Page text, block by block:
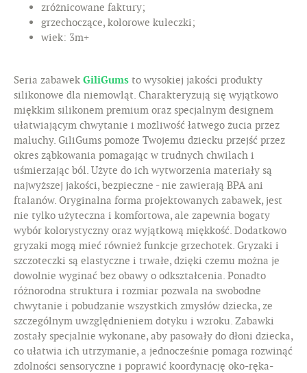
zróżnicowane faktury;
grzechoczące, kolorowe kuleczki;
wiek: 3m+
Seria zabawek GiliGums to wysokiej jakości produkty
silikonowe dla niemowląt. Charakteryzują się wyjątkowo
miękkim silikonem premium oraz specjalnym designem
ułatwiającym chwytanie i możliwość łatwego żucia przez
maluchy. GiliGums pomoże Twojemu dziecku przejść przez
okres ząbkowania pomagając w trudnych chwilach i
uśmierzając ból. Użyte do ich wytworzenia materiały są
najwyższej jakości, bezpieczne - nie zawierają BPA ani
ftalanów. Oryginalna forma projektowanych zabawek, jest
nie tylko użyteczna i komfortowa, ale zapewnia bogaty
wybór kolorystyczny oraz wyjątkową miękkość. Dodatkowo
gryzaki mogą mieć również funkcje grzechotek. Gryzaki i
szczoteczki są elastyczne i trwałe, dzięki czemu można je
dowolnie wyginać bez obawy o odkształcenia. Ponadto
różnorodna struktura i rozmiar pozwala na swobodne
chwytanie i pobudzanie wszystkich zmysłów dziecka, ze
szczególnym uwzględnieniem dotyku i wzroku. Zabawki
zostały specjalnie wykonane, aby pasowały do dłoni dziecka,
co ułatwia ich utrzymanie, a jednocześnie pomaga rozwinąć
zdolności sensoryczne i poprawić koordynację oko-ręka-